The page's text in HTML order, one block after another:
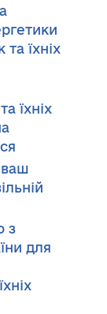
їхніх
їхніх
ваш
з
для